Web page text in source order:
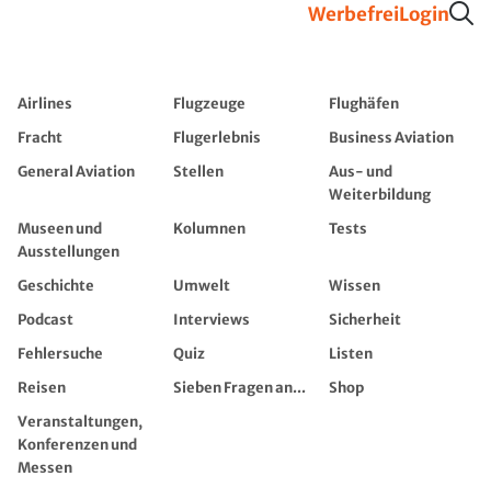
WerbefreiLogin
Airlines Flugzeuge
Flughäfen
Fracht
Flugerlebnis
Business Aviation
General Aviation
Stellen
Aus- und
Weiterbildung
Museen und
Ausstellungen
Kolumnen Tests
Geschichte Umwelt
Wissen
Podcast
Interviews
Sicherheit
Fehlersuche
Quiz
Listen
Reisen
Sieben Fragen an...
Shop
Veranstaltungen,
Konferenzen und
Messen